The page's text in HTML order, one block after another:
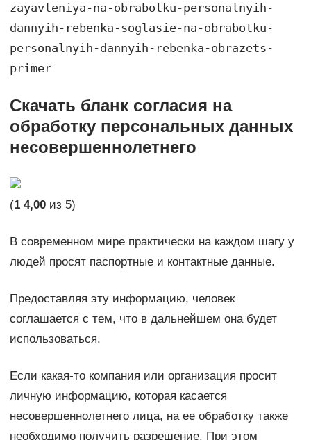
zayavleniya-na-obrabotku-personalnyih-
dannyih-rebenka-soglasie-na-obrabotku-
personalnyih-dannyih-rebenka-obrazets-
primer
Скачать бланк согласия на
обработку персональных данных
несовершеннолетнего
(1 4,00из 5)
В современном мире практически на каждом шагу у
людей просят паспортные и контактные данные.
Предоставляя эту информацию, человек
соглашается с тем, что в дальнейшем она будет
использоваться.
Если какая-то компания или организация просит
личную информацию, которая касается
несовершеннолетнего лица, на ее обработку также
необходимо получить разрешение. При этом